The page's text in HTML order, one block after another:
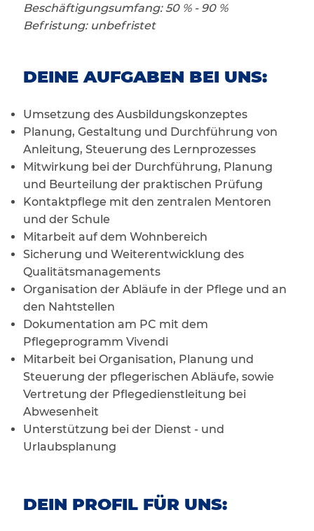
Beschäftigungsumfang: 50 % - 90 %
Befristung: unbefristet
DEINE AUFGABEN BEI UNS:
Umsetzung des Ausbildungskonzeptes
Planung, Gestaltung und Durchführung von
Anleitung, Steuerung des Lernprozesses
Mitwirkung bei der Durchführung, Planung
und Beurteilung der praktischen Prüfung
Kontaktpflege mit den zentralen Mentoren
und der Schule
Mitarbeit auf dem Wohnbereich
Sicherung und Weiterentwicklung des
Qualitätsmanagements
Organisation der Abläufe in der Pflege und an
den Nahtstellen
Dokumentation am PC mit dem
Pflegeprogramm Vivendi
Mitarbeit bei Organisation, Planung und
Steuerung der pflegerischen Abläufe, sowie
Vertretung der Pflegedienstleitung bei
Abwesenheit
Unterstützung bei der Dienst - und
Urlaubsplanung
DEIN PROFIL FÜR UNS: